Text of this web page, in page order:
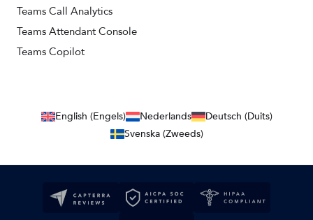
Teams Call Analytics
Teams Attendant Console
Teams Copilot
English (Engels) Nederlands
Deutsch (Duits)
Svenska (Zweeds)